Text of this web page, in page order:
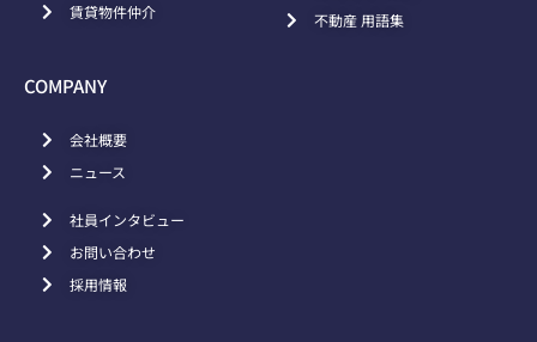
賃貸物件仲介
不動産 用語集
COMPANY
会社概要
ニュース
社員インタビュー
お問い合わせ
採用情報